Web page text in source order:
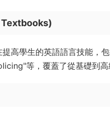
Textbooks)
高學生的英語語言技能，
等，覆蓋了從基礎到高